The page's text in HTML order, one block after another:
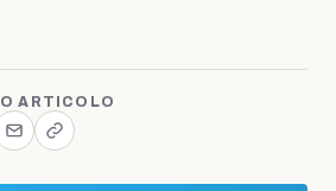
ARTICOLO